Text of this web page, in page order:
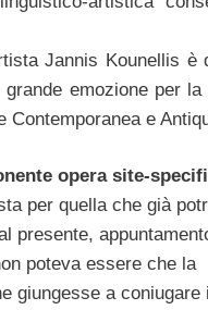
Jannis Kounellis è
emozione per
e
opera site-
per quella che già
presente,
poteva essere che la
giungesse a coniugare